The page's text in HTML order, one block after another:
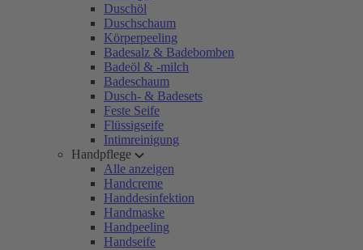
Duschöl
Duschschaum
Körperpeeling
Badesalz & Badebomben
Badeöl & -milch
Badeschaum
Dusch- & Badesets
Feste Seife
Flüssigseife
Intimreinigung
Handpflege
Alle anzeigen
Handcreme
Handdesinfektion
Handmaske
Handpeeling
Handseife